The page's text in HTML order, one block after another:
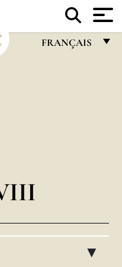
FRANÇAIS
▸